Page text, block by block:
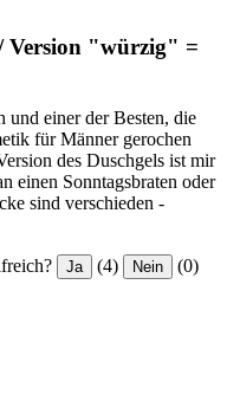
Version "würzig" =
und einer der Besten, die
für Männer gerochen
des Duschgels ist mir
einen Sonntagsbraten oder
sind verschieden -
Ja (4) Nein (0)